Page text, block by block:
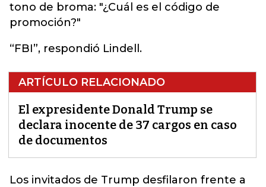
tono de broma: "¿Cuál es el código de
promoción?"
“FBI”, respondió Lindell.
ARTÍCULO RELACIONADO
El expresidente Donald Trump se
declara inocente de 37 cargos en caso
de documentos
Los invitados de Trump desfilaron frente a